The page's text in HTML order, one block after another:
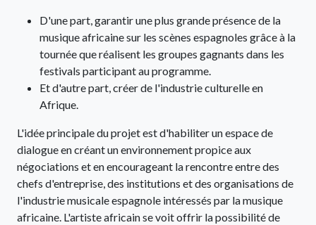
D'une part, garantir une plus grande présence de la
musique africaine sur les scènes espagnoles grâce à la
tournée que réalisent les groupes gagnants dans les
festivals participant au programme.
Et d'autre part, créer de l'industrie culturelle en
Afrique.
L'idée principale du projet est d'habiliter un espace de
dialogue en créant un environnement propice aux
négociations et en encourageant la rencontre entre des
chefs d'entreprise, des institutions et des organisations de
l'industrie musicale espagnole intéressés par la musique
africaine. L'artiste africain se voit offrir la possibilité de